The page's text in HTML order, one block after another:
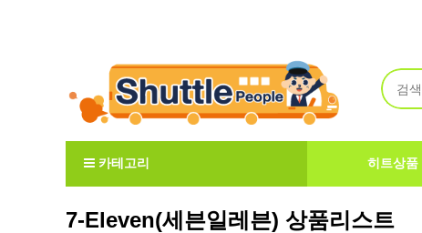
카테고리 히트상품
7-Eleven(세븐일레븐) 상품리스트